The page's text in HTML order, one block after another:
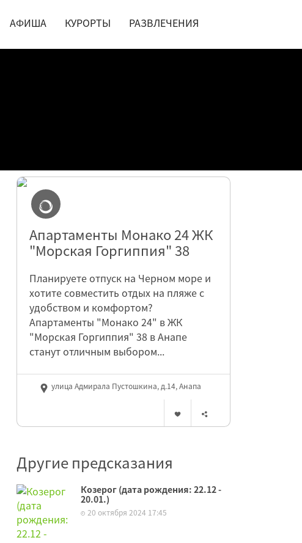
АФИША КУРОРТЫ РАЗВЛЕЧЕНИЯ
Апартаменты Монако 24 ЖК
"Морская Горгиппия" 38
Планируете отпуск на Черном море и
хотите совместить отдых на пляже с
удобством и комфортом?
Апартаменты "Монако 24" в ЖК
"Морская Горгиппия" 38 в Анапе
станут отличным выбором...
улица Адмирала Пустошкина, д.14, Анапа
Другие предсказания
Козерог (дата рождения: 22.12 -
20.01.)
20 октября 2024 17:45